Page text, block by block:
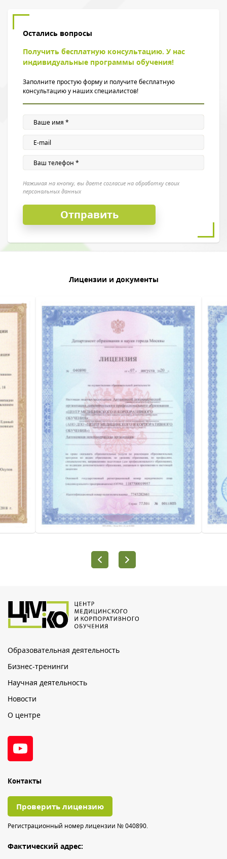
Остались вопросы
Получить бесплатную консультацию. У нас
индивидуальные программы обучения!
Заполните простую форму и получите бесплатную
консультацию у наших специалистов!
Нажимая на кнопку, вы даете согласие на обработку своих
персональных данных
Лицензии и документы
Образовательная деятельность
Бизнес-тренинги
Научная деятельность
Новости
О центре
Контакты
Проверить лицензию
Регистрационный номер лицензии № 040890.
Фактический адрес: